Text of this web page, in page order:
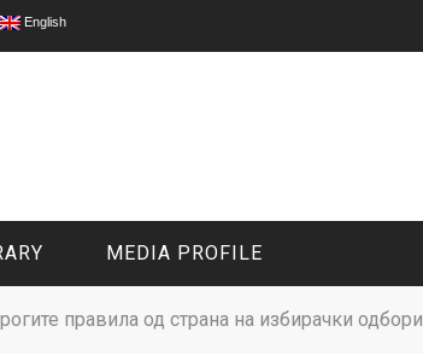
English
MEDIA PROFILE
правила од страна на избирачки одбори